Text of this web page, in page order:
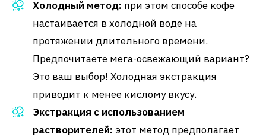
Холодный метод: при этом способе кофе
настаивается в холодной воде на
протяжении длительного времени.
Предпочитаете мега-освежающий вариант?
Это ваш выбор! Холодная экстракция
приводит к менее кислому вкусу.
Экстракция с использованием
растворителей: этот метод предполагает